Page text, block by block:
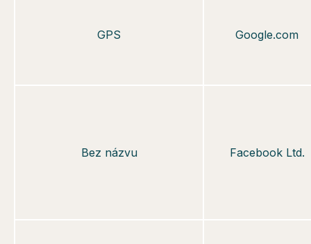
GPS Google.com
Bez názvu Facebook Ltd.